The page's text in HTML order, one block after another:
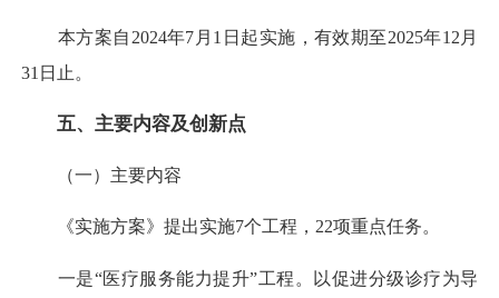
本方案自2024年7月1日起实施，有效期至2025年12月
31日止。
五、主要内容及创新点
（一）主要内容
《实施方案》提出实施7个工程，22项重点任务。
一是“医疗服务能力提升”工程。以促进分级诊疗为导